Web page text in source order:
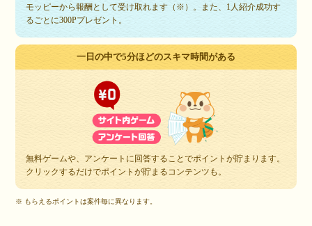
モッピーから報酬として受け取れます（※）。また、1人紹介成功す
るごとに300Pプレゼント。
一日の中で5分ほどのスキマ時間がある
無料ゲームや、アンケートに回答することでポイントが貯まります。
クリックするだけでポイントが貯まるコンテンツも。
※ もらえるポイントは案件毎に異なります。